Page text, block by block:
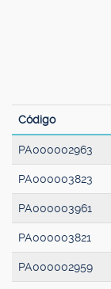
Código
PA000002963
PA000003823
PA000003961
PA000003821
PA000002959